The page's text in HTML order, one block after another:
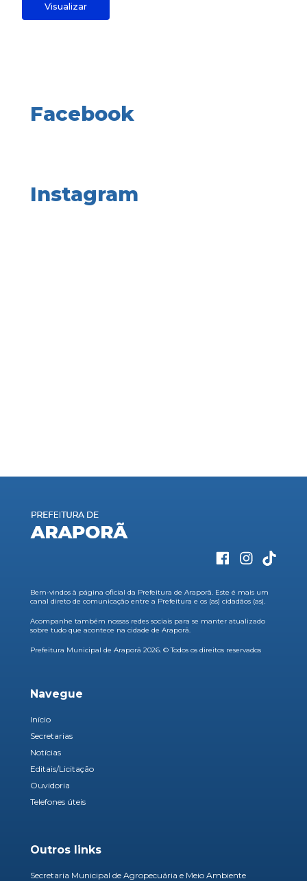
Visualizar
Facebook
Instagram
Bem-vindos à página oficial da Prefeitura de Araporã. Este é mais um
canal direto de comunicação entre a Prefeitura e os (as) cidadãos (as).
Acompanhe também nossas redes sociais para se manter atualizado
sobre tudo que acontece na cidade de Araporã.
Prefeitura Municipal de Araporã 2026. © Todos os direitos reservados
Navegue
Início
Secretarias
Notícias
Editais/Licitação
Ouvidoria
Telefones úteis
Outros links
Secretaria Municipal de Agropecuária e Meio Ambiente